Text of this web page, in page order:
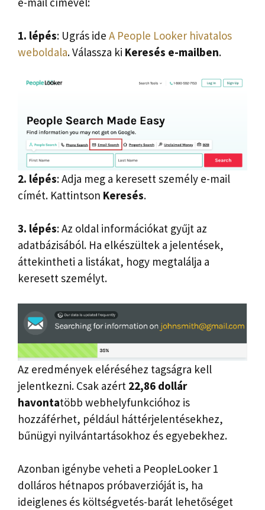
1. lépés: Ugrás ide A People Looker hivatalos
weboldala. Válassza ki Keresés e-mailben.
2. lépés: Adja meg a keresett személy e-mail
címét. Kattintson Keresés.
3. lépés: Az oldal információkat gyűjt az
adatbázisából. Ha elkészültek a jelentések,
áttekintheti a listákat, hogy megtalálja a
keresett személyt.
Az eredmények eléréséhez tagságra kell
jelentkezni. Csak azért 22,86 dollár
havontatöbb webhelyfunkcióhoz is
hozzáférhet, például háttérjelentésekhez,
bűnügyi nyilvántartásokhoz és egyebekhez.
Azonban igénybe veheti a PeopleLooker 1
dolláros hétnapos próbaverzióját is, ha
ideiglenes és költségvetés-barát lehetőséget